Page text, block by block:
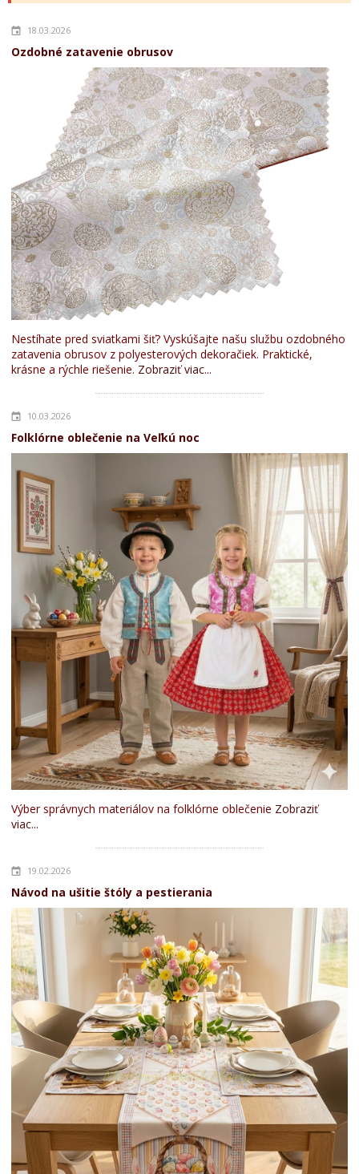
18.03.2026
Ozdobné zatavenie obrusov
Nestíhate pred sviatkami šiť? Vyskúšajte našu službu ozdobného
zatavenia obrusov z polyesterových dekoračiek. Praktické,
krásne a rýchle riešenie. Zobraziť viac...
10.03.2026
Folklórne oblečenie na Veľkú noc
Výber správnych materiálov na folklórne oblečenie Zobraziť
viac...
19.02.2026
Návod na ušitie štóly a pestierania